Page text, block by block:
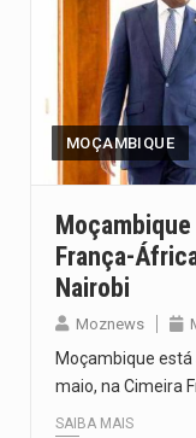
MOÇAMBIQUE
França-
Nairobi
Moznews
Moçambique está
maio, na Cimeira
SAIBA MAIS